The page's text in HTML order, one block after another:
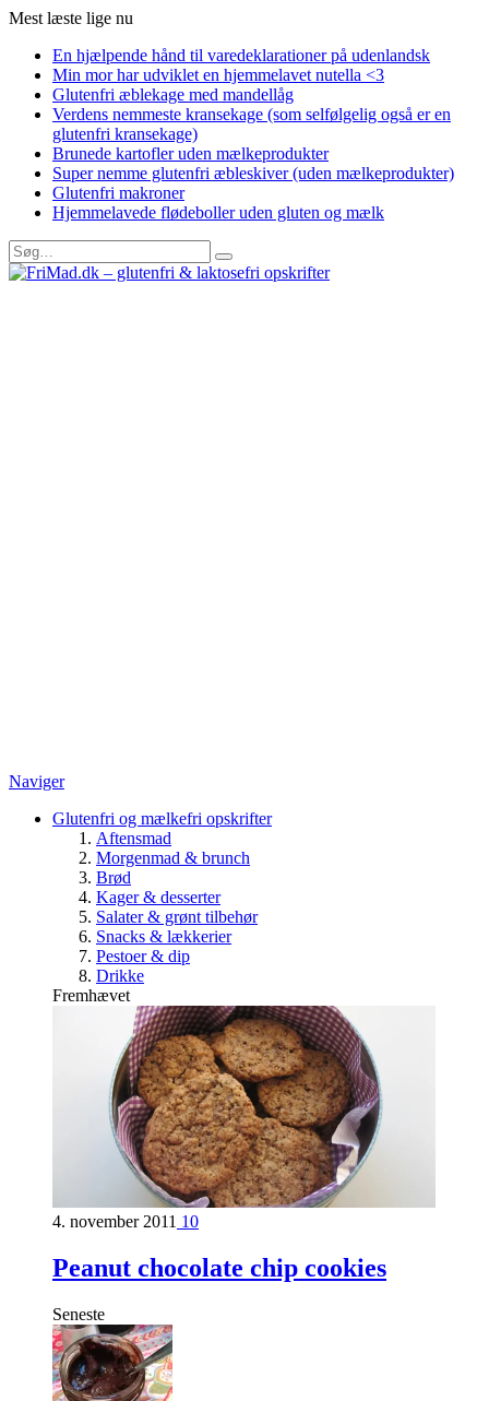
Mest læste lige nu
En hjælpende hånd til varedeklarationer på udenlandsk
Min mor har udviklet en hjemmelavet nutella <3
Glutenfri æblekage med mandellåg
Verdens nemmeste kransekage (som selfølgelig også er en
glutenfri kransekage)
Brunede kartofler uden mælkeprodukter
Super nemme glutenfri æbleskiver (uden mælkeprodukter)
Glutenfri makroner
Hjemmelavede flødeboller uden gluten og mælk
Naviger
Glutenfri og mælkefri opskrifter
Aftensmad
Morgenmad & brunch
Brød
Kager & desserter
Salater & grønt tilbehør
Snacks & lækkerier
Pestoer & dip
Drikke
Fremhævet
4. november 2011 10
Peanut chocolate chip cookies
Seneste